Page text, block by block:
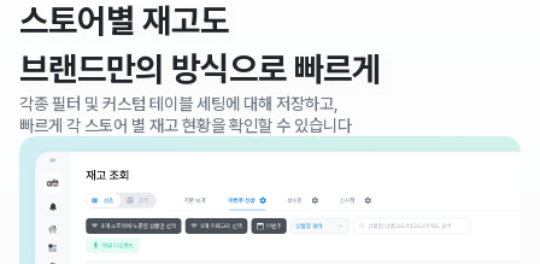
스토어별 재고도
브랜드만의 방식으로 빠르게
각종 필터 및 커스텀 테이블 세팅에 대해 저장하고,
빠르게 각 스토어 별 재고 현황을 확인할 수 있습니다